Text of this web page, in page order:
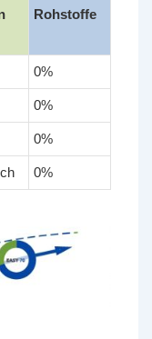
Rohstoffe
0%
0%
0%
0%